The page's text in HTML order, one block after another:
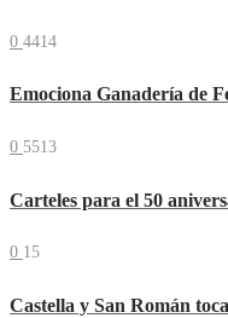
0 4414
Emociona Ganadería de
0 5513
Carteles para el 50
0 15
Castella y San Román